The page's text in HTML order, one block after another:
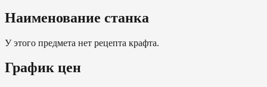
Наименование станка
У этого предмета нет рецепта крафта.
График цен